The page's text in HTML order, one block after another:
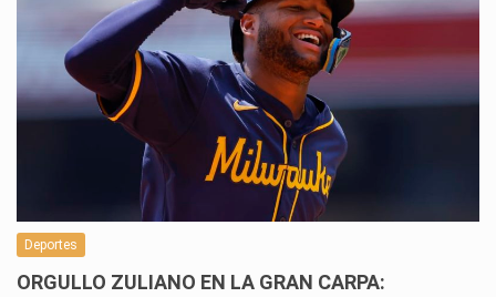
Deportes
ORGULLO ZULIANO EN LA GRAN CARPA: